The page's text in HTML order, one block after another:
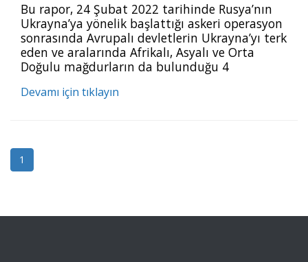
Bu rapor, 24 Şubat 2022 tarihinde Rusya’nın
Ukrayna’ya yönelik başlattığı askeri operasyon
sonrasında Avrupalı devletlerin Ukrayna’yı terk
eden ve aralarında Afrikalı, Asyalı ve Orta
Doğulu mağdurların da bulunduğu 4
standart uyguladığını vurgulamaktadır. Rapor
Devamı için tıklayın
1